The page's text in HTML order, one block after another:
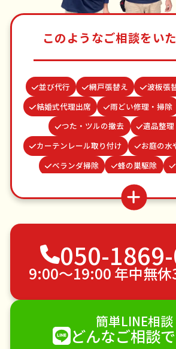
このようなご相談をい
並び代行 網戸張替え 波板張
結婚式代理出席
雨どい修理・掃除
つた・ツルの撤去
遺品整
カーテンレール取り付け
お庭の水
ベランダ掃除
蜂の巣駆除
水道パッキン交換
ゴキブリ駆除
物置解体
不用品回収
ゴミ屋敷片付け
植木の伐採
手すり取り付け
エアコンクリーニング
DIY
ハウスクリーニング
雪かき・雪下
襖（ふすま）の張替え
空き家管理
害獣駆除
防草シート施工
050-
9:00〜19:00 年中無
簡単LINE相談
どんなご相談